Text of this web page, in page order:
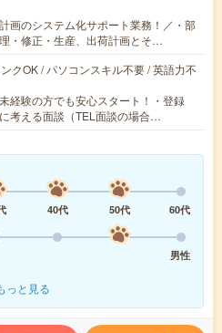
画のシステム化サポート業務！／・部
・修正・生産、出荷計画とそ…
クOK / パソコンスキル不要 / 英語力不
経験の方でも安心スタート！・登録
考える面談（TEL面談の場合…
40代 50代
60代
男性
っと見る